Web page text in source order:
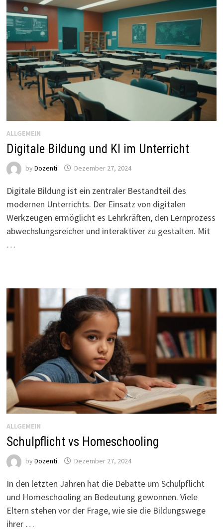
ALLGEMEIN
Digitale Bildung und KI im Unterricht
by Dozenti Dezember 27, 2024
Digitale Bildung ist ein zentraler Bestandteil des
modernen Unterrichts. Der Einsatz von digitalen
Werkzeugen ermöglicht es Lehrkräften, den Lernprozess
abwechslungsreicher und interaktiver zu gestalten. Mit
…
ALLGEMEIN
Schulpflicht vs Homeschooling
by Dozenti Dezember 27, 2024
In den letzten Jahren hat die Debatte um Schulpflicht
und Homeschooling an Bedeutung gewonnen. Viele
Eltern stehen vor der Frage, wie sie die Bildungswege
ihrer …